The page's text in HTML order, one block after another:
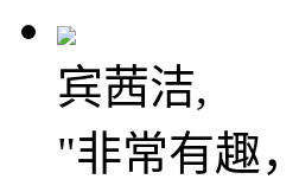
宾茜洁,
"非常有趣